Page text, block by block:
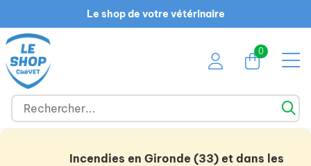
Le shop de votre vétérinaire
0
Incendies en Gironde (33) et dans les